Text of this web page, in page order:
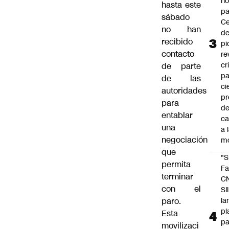
hasta este
sábado
no han
recibido
contacto
de parte
de las
autoridades
para
entablar
una
negociación
que
permita
terminar
con el
paro.
Esta
movilizaci
de
a
SII